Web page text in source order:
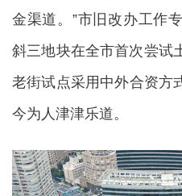
金渠道。”市旧改办工作
斜三地块在全市首次尝试
老街试点采用中外合资
今为人津津乐道。